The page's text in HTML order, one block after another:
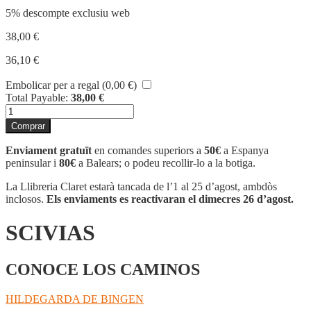
5% descompte exclusiu web
38,00 €
36,10 €
Embolicar per a regal (0,00 €)
Total Payable: 38,00 €
quantitat
de
SCIVIAS
Comprar
Enviament gratuït en comandes superiors a 50€ a Espanya
peninsular i 80€ a Balears; o podeu recollir-lo a la botiga.
La Llibreria Claret estarà tancada de l’1 al 25 d’agost, ambdòs
inclosos. Els enviaments es reactivaran el dimecres 26 d’agost.
SCIVIAS
CONOCE LOS CAMINOS
HILDEGARDA DE BINGEN